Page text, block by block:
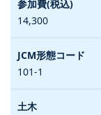
14,300
101-1